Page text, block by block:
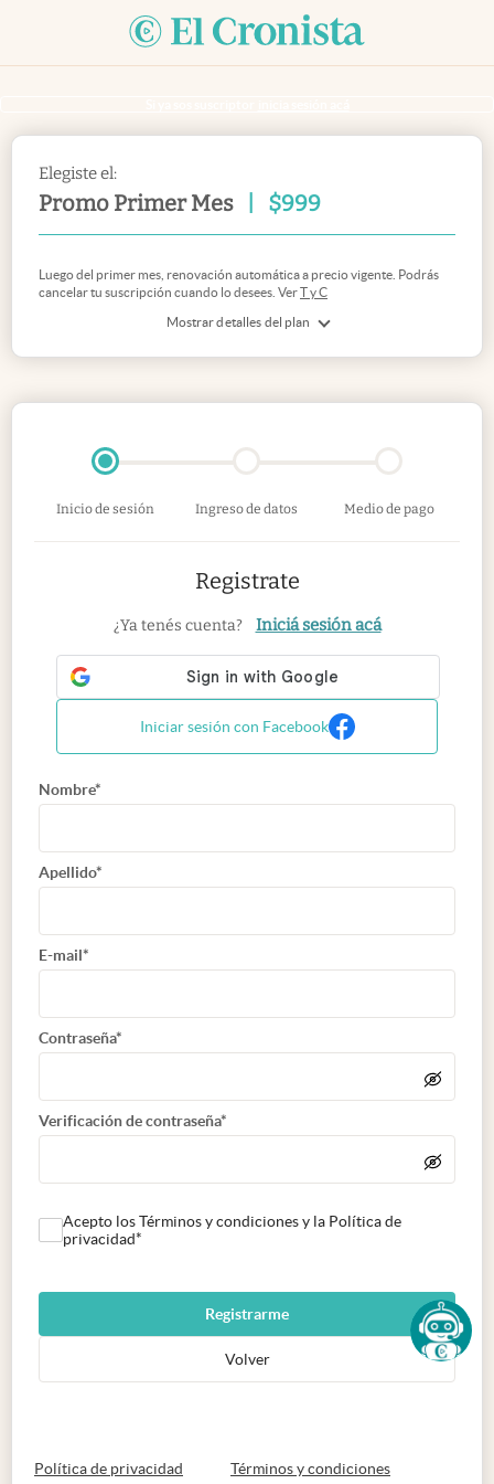
Elegiste el:
Promo Primer Mes $999
Mostrar detalles del plan
Luego del primer mes, renovación automática a precio vigente. Podrás
cancelar tu suscripción cuando lo desees. VerT y C
Inicio de sesión Ingreso de datos Medio de pago
Registrate
¿Ya tenés cuenta? Iniciá sesión acá
Iniciar sesión con Facebook
Nombre*
Apellido*
E-mail*
Contraseña*
Verificación de contraseña*
Acepto los Términos y condiciones y la Política de
privacidad*
Registrarme
Volver
Política de privacidad abre en nueva pestaña
Términos y condicionesabre en nueva